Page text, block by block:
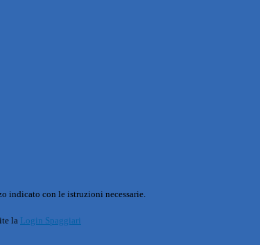
indicato con le istruzioni necessarie.
la Login Spaggiari